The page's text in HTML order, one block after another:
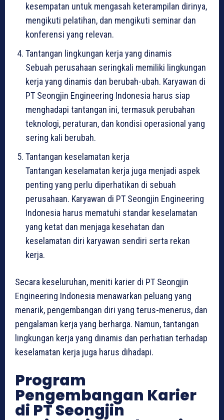
kesempatan untuk mengasah keterampilan dirinya,
mengikuti pelatihan, dan mengikuti seminar dan
konferensi yang relevan.
Tantangan lingkungan kerja yang dinamis
Sebuah perusahaan seringkali memiliki lingkungan
kerja yang dinamis dan berubah-ubah. Karyawan di
PT Seongjin Engineering Indonesia harus siap
menghadapi tantangan ini, termasuk perubahan
teknologi, peraturan, dan kondisi operasional yang
sering kali berubah.
Tantangan keselamatan kerja
Tantangan keselamatan kerja juga menjadi aspek
penting yang perlu diperhatikan di sebuah
perusahaan. Karyawan di PT Seongjin Engineering
Indonesia harus mematuhi standar keselamatan
yang ketat dan menjaga kesehatan dan
keselamatan diri karyawan sendiri serta rekan
kerja.
Secara keseluruhan, meniti karier di PT Seongjin
Engineering Indonesia menawarkan peluang yang
menarik, pengembangan diri yang terus-menerus, dan
pengalaman kerja yang berharga. Namun, tantangan
lingkungan kerja yang dinamis dan perhatian terhadap
keselamatan kerja juga harus dihadapi.
Program
Pengembangan Karier
di PT Seongjin